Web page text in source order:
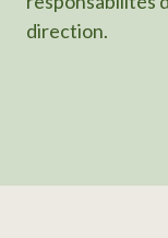
direction.